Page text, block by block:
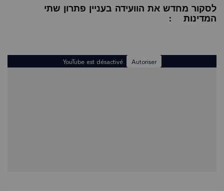
לסקור מחדש את הוועידה בעניין פתרון שתי
המדינות :
YouTube est désactivé. Autoriser